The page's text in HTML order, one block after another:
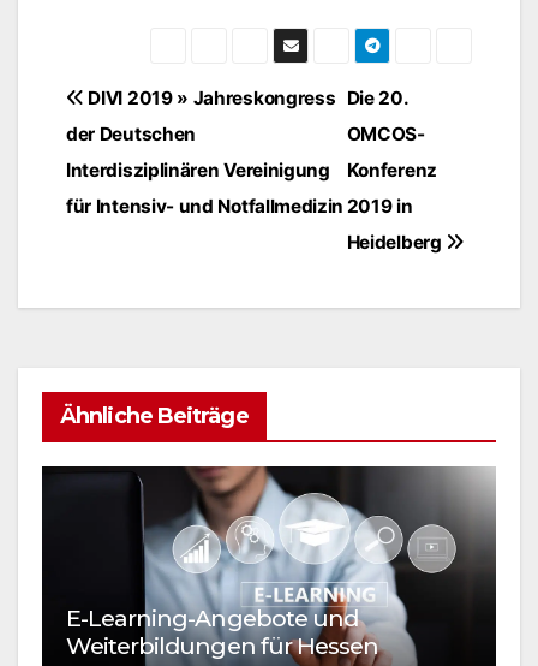
Beitragsnavigation
Die 20.
OMCOS-
Konferenz
2019 in
Heidelberg
DIVI 2019 » Jahreskongress
der Deutschen
Interdisziplinären Vereinigung
für Intensiv- und Notfallmedizin
Ähnliche Beiträge
E-Learning-Angebote und
Weiterbildungen für Hessen